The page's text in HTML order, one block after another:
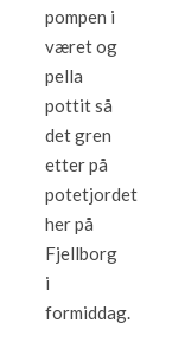
pompen i
været og
pella
pottit så
det gren
etter på
potetjordet
her på
Fjellborg
i
formiddag.